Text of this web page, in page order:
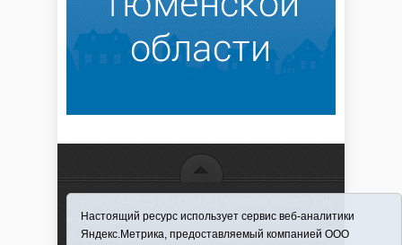
использовании материалов ссылка обязательна
Информационная лента выходит при финансовой
Настоящий ресурс использует сервис веб-аналитики
Яндекс.Метрика, предоставляемый компанией ООО